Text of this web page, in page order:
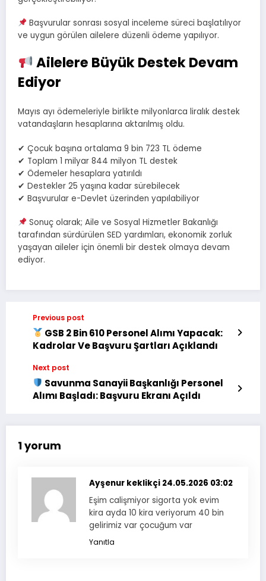
Başvurular sonrası sosyal inceleme süreci başlatılıyor
ve uygun görülen ailelere düzenli ödeme yapılıyor.
Ailelere Büyük Destek Devam
Ediyor
Mayıs ayı ödemeleriyle birlikte milyonlarca liralık destek
vatandaşların hesaplarına aktarılmış oldu.
✔ Çocuk başına ortalama 9 bin 723 TL ödeme
✔ Toplam 1 milyar 844 milyon TL destek
✔ Ödemeler hesaplara yatırıldı
✔ Destekler 25 yaşına kadar sürebilecek
✔ Başvurular e-Devlet üzerinden yapılabiliyor
Sonuç olarak; Aile ve Sosyal Hizmetler Bakanlığı
tarafından sürdürülen SED yardımları, ekonomik zorluk
yaşayan aileler için önemli bir destek olmaya devam
ediyor.
Previous post
GSB 2 Bin 610 Personel Alımı Yapacak:
Kadrolar Ve Başvuru Şartları Açıklandı
Next post
Savunma Sanayii Başkanlığı Personel
Alımı Başladı: Başvuru Ekranı Açıldı
1 yorum
Ayşenur keklikçi 24.05.2026 03:02
Eşim calişmiyor sigorta yok evim
kira ayda 10 kira veriyorum 40 bin
gelirimiz var çocuğum var
Yanıtla